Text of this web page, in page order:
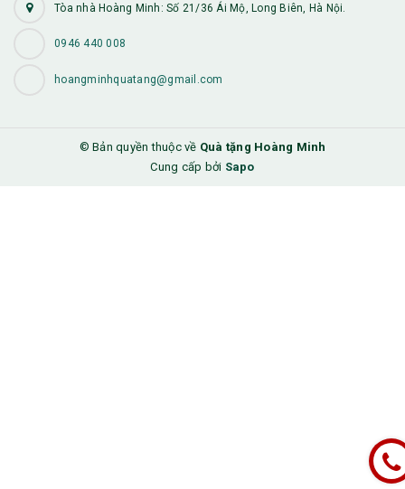
Tòa nhà Hoàng Minh: Số 21/36 Ái Mộ, Long Biên, Hà Nội.
0946 440 008
hoangminhquatang@gmail.com
© Bản quyền thuộc về Quà tặng Hoàng Minh
Cung cấp bởi Sapo